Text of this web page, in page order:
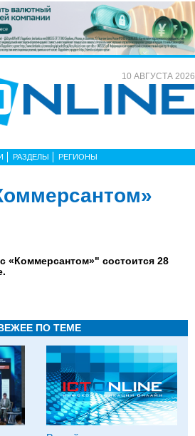
10 АВГУСТА 2026
РАЗДЕЛЫ РЕГИОНЫ
состоится 28
ПО ТЕМЕ